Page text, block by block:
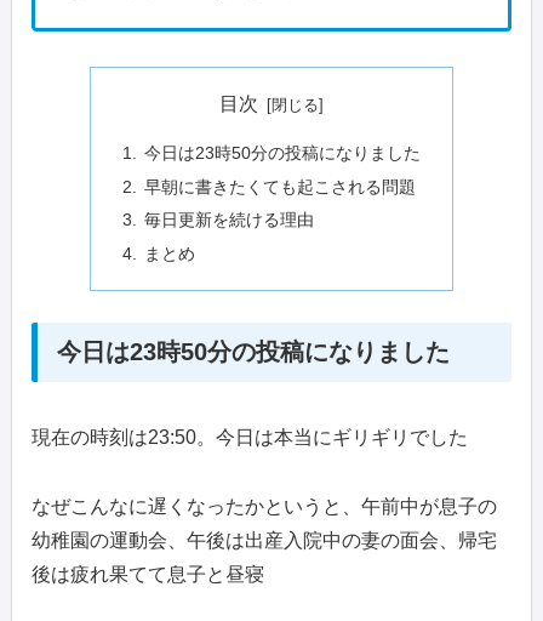
目次
今日は23時50分の投稿になりました
早朝に書きたくても起こされる問題
毎日更新を続ける理由
まとめ
今日は23時50分の投稿になりました
現在の時刻は23:50。今日は本当にギリギリでした
なぜこんなに遅くなったかというと、午前中が息子の
幼稚園の運動会、午後は出産入院中の妻の面会、帰宅
後は疲れ果てて息子と昼寝